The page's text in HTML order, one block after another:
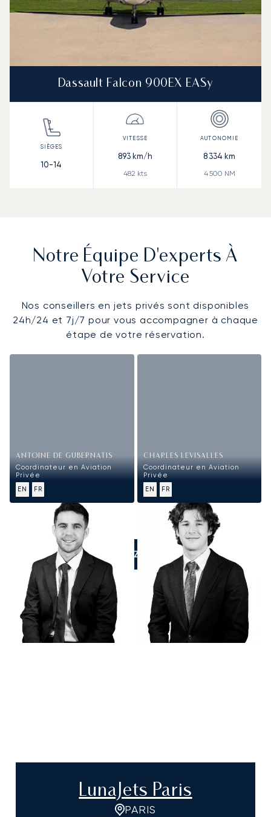
Dassault Falcon 900EX EASy
10-14
893km/h
482 kts
8 334 km
4 500 NM
Notre Équipe D'experts À
Votre Service
Nos conseillers en jets privés sont disponibles
24h/24 et 7j/7 pour vous accompagner à chaque
étape de votre réservation.
ANTOINE DE GUBERNATIS
Coordinateur en Aviation
Privée
EN
FR
CHARLES LEVISALLES
Coordinateur en Aviation
Privée
EN
FR
APPELEZ-NOUS
LunaJets Paris
PARIS